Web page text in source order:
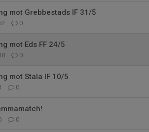
mot Grebbestads IF 31/5
0
mot Eds FF 24/5
0
mot Stala IF 10/5
0
0